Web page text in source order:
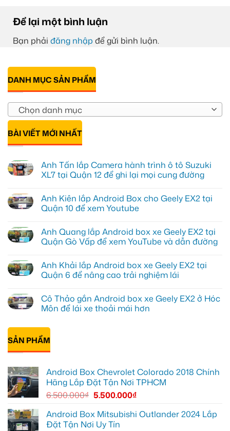
Để lại một bình luận
Bạn phải đăng nhập để gửi bình luận.
DANH MỤC SẢN PHẨM
Chọn danh mục
BÀI VIẾT MỚI NHẤT
Anh Tấn lắp Camera hành trình ô tô Suzuki
XL7 tại Quận 12 để ghi lại mọi cung đường
bình
luận
ở
lắp
Camera
hành
tô
Suzuki
XL7
12
để
ghi
cung
đường
Anh Kiên lắp Android Box cho Geely EX2 tại
Quận 10 để xem Youtube
bình
luận
ở
lắp
Android
Box
EX2
tại
Quận
xem
Youtube
Anh Quang lắp Android box xe Geely EX2 tại
Quận Gò Vấp để xem YouTube và dẫn đường
bình
luận
ở
lắp
Android
box
EX2
tại
Quận
Gò
xem
YouTube
dẫn
đường
Anh Khải lắp Android box xe Geely EX2 tại
Quận 6 để nâng cao trải nghiệm lái
bình
luận
ở
Android
box
xe
tại
Quận
nâng
trải
nghiệm
lái
Cô Thảo gắn Android box xe Geely EX2 ở Hóc
Môn để lái xe thoải mái hơn
có
luận
ở
Cô
Android
box
Geely
EX2
Hóc
Môn
để
SẢN PHẨM
Android Box Chevrolet Colorado 2018 Chính
Hãng Lắp Đặt Tận Nơi TPHCM
6.500.000₫ 5.500.000₫
Android Box Mitsubishi Outlander 2024 Lắp
Đặt Tận Nơi Uy Tín